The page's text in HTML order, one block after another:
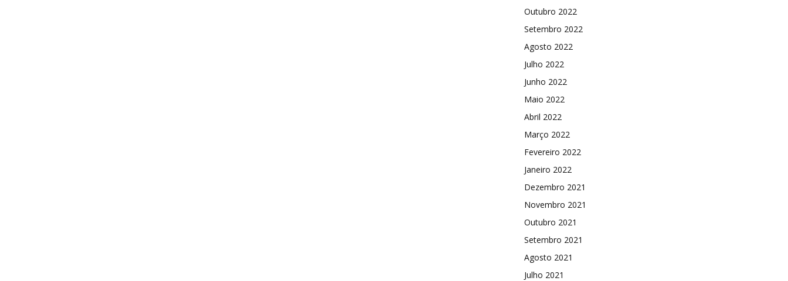
Outubro 2022
Setembro 2022
Agosto 2022
Julho 2022
Junho 2022
Maio 2022
Abril 2022
Março 2022
Fevereiro 2022
Janeiro 2022
Dezembro 2021
Novembro 2021
Outubro 2021
Setembro 2021
Agosto 2021
Julho 2021